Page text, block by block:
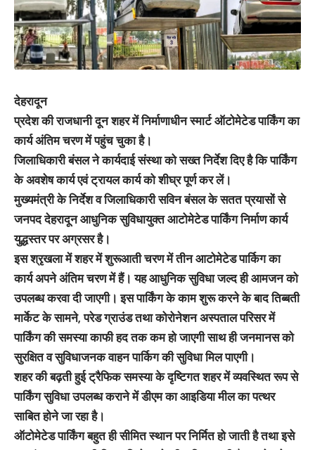
देहरादून
प्रदेश की राजधानी दून शहर में निर्माणाधीन स्मार्ट ऑटोमेटेड पार्किंग का
कार्य अंतिम चरण में पहुंच चुका है।
जिलाधिकारी बंसल ने कार्यदाई संस्था को सख्त निर्देश दिए है कि पार्किंग
के अवशेष कार्य एवं ट्रायल कार्य को शीघ्र पूर्ण कर लें।
मुख्यमंत्री के निर्देश व जिलाधिकारी सविन बंसल के सतत प्रयासों से
जनपद देहरादून आधुनिक सुविधायुक्त आटोमेटेड पार्किंग निर्माण कार्य
युद्धस्तर पर अग्रसर है।
इस श्रृखला में शहर में शुरूआती चरण में तीन आटोमेटेड पार्किग का
कार्य अपने अंतिम चरण में हैं। यह आधुनिक सुविधा जल्द ही आमजन को
उपलब्ध करवा दी जाएगी। इस पार्किंग के काम शुरू करने के बाद तिब्बती
मार्केट के सामने, परेड ग्राउंड तथा कोरोनेशन अस्पताल परिसर में
पार्किंग की समस्या काफी हद तक कम हो जाएगी साथ ही जनमानस को
सुरक्षित व सुविधाजनक वाहन पार्किग की सुविधा मिल पाएगी।
शहर की बढ़ती हुई ट्रैफिक समस्या के दृष्टिगत शहर में व्यवस्थित रूप से
पार्किंग सुविधा उपलब्ध कराने में डीएम का आइडिया मील का पत्थर
साबित होने जा रहा है।
ऑटोमेटेड पार्किंग बहुत ही सीमित स्थान पर निर्मित हो जाती है तथा इसे